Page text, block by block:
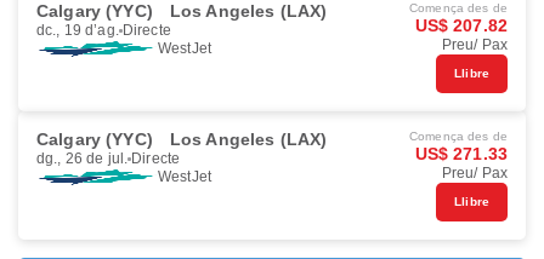
Calgary (YYC) Los Angeles (LAX)
dc., 19 d’ag. Directe
WestJet
Comença des de
US$ 207.82
Preu/ Pax
Llibre
Calgary (YYC) Los Angeles (LAX)
dg., 26 de jul. Directe
WestJet
Comença des de
US$ 271.33
Preu/ Pax
Llibre